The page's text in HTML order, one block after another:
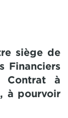
siège de
Financiers
Contrat à
à pourvoir